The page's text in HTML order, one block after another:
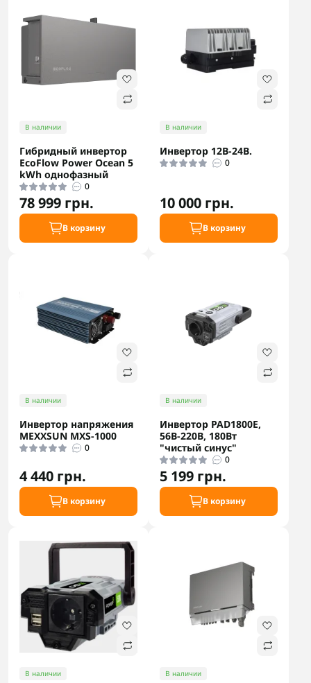
В наличии
Гибридный инвертор
EcoFlow Power Ocean 5
kWh однофазный
0
78 999 грн.
В корзину
В наличии
Инвертор 12В-24В.
0
10 000 грн.
В корзину
В наличии
Инвертор напряжения
MEXXSUN MXS-1000
0
4 440 грн.
В корзину
В наличии
Инвертор PAD1800E,
56В-220В, 180Вт
"чистый синус"
0
5 199 грн.
В корзину
В наличии В наличии